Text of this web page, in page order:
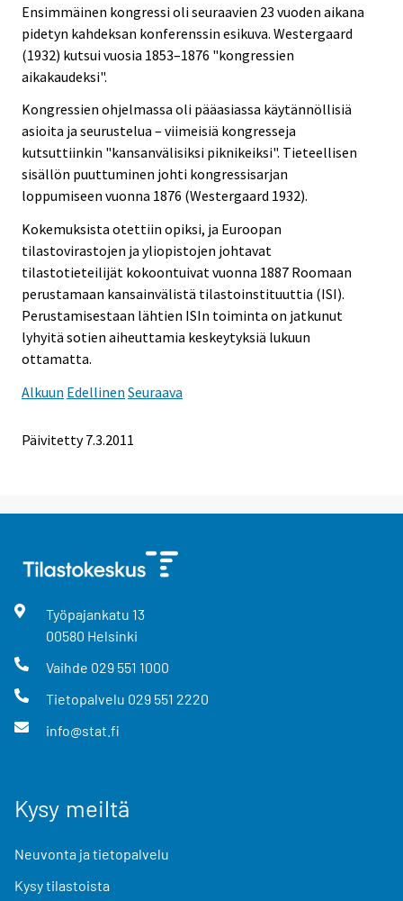
Ensimmäinen kongressi oli seuraavien 23 vuoden aikana
pidetyn kahdeksan konferenssin esikuva. Westergaard
(1932) kutsui vuosia 1853–1876 "kongressien
aikakaudeksi".
Kongressien ohjelmassa oli pääasiassa käytännöllisiä
asioita ja seurustelua – viimeisiä kongresseja
kutsuttiinkin "kansanvälisiksi piknikeiksi". Tieteellisen
sisällön puuttuminen johti kongressisarjan
loppumiseen vuonna 1876 (Westergaard 1932).
Kokemuksista otettiin opiksi, ja Euroopan
tilastovirastojen ja yliopistojen johtavat
tilastotieteilijät kokoontuivat vuonna 1887 Roomaan
perustamaan kansainvälistä tilastoinstituuttia (ISI).
Perustamisestaan lähtien ISIn toiminta on jatkunut
lyhyitä sotien aiheuttamia keskeytyksiä lukuun
ottamatta.
Alkuun Edellinen Seuraava
Päivitetty 7.3.2011
Työpajankatu 13
00580 Helsinki
Vaihde 029 551 1000
Tietopalvelu 029 551 2220
info@stat.fi
Kysy meiltä
Neuvonta ja tietopalvelu
Kysy tilastoista